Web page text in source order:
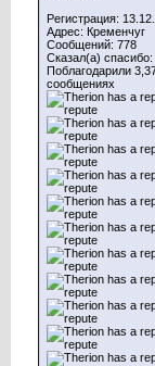
Регистрация:
Адрес: Кременчуг
Сообщений: 778
Сказал(а) спасибо:
Поблагодарили
сообщениях